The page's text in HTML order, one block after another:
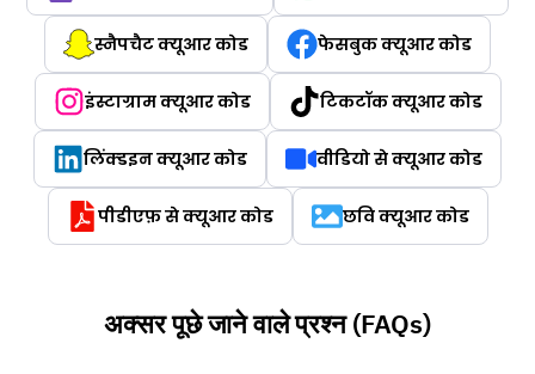
स्नैपचैट क्यूआर कोड फेसबुक क्यूआर कोड
इंस्टाग्राम क्यूआर कोड टिकटॉक क्यूआर कोड
लिंक्डइन क्यूआर कोड वीडियो से क्यूआर कोड
पीडीएफ़ से क्यूआर कोड छवि क्यूआर कोड
अक्सर पूछे जाने वाले प्रश्न (FAQs)